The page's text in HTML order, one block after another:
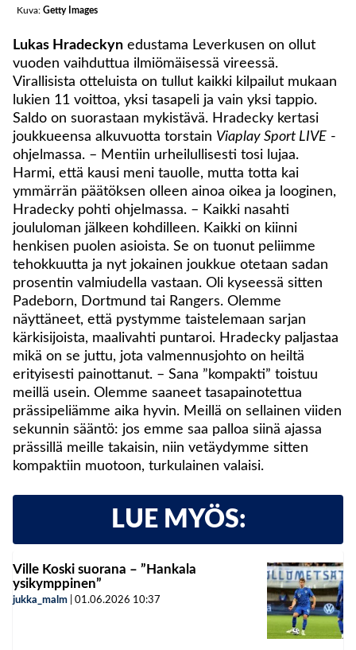
Kuva: Getty Images
Lukas Hradeckyn edustama Leverkusen on ollut
vuoden vaihduttua ilmiömäisessä vireessä.
Virallisista otteluista on tullut kaikki kilpailut mukaan
lukien 11 voittoa, yksi tasapeli ja vain yksi tappio.
Saldo on suorastaan mykistävä. Hradecky kertasi
joukkueensa alkuvuotta torstain Viaplay Sport LIVE -
ohjelmassa. – Mentiin urheilullisesti tosi lujaa.
Harmi, että kausi meni tauolle, mutta totta kai
ymmärrän päätöksen olleen ainoa oikea ja looginen,
Hradecky pohti ohjelmassa. – Kaikki nasahti
joululoman jälkeen kohdilleen. Kaikki on kiinni
henkisen puolen asioista. Se on tuonut peliimme
tehokkuutta ja nyt jokainen joukkue otetaan sadan
prosentin valmiudella vastaan. Oli kyseessä sitten
Padeborn, Dortmund tai Rangers. Olemme
näyttäneet, että pystymme taistelemaan sarjan
kärkisijoista, maalivahti puntaroi. Hradecky paljastaa
mikä on se juttu, jota valmennusjohto on heiltä
erityisesti painottanut. – Sana ”kompakti” toistuu
meillä usein. Olemme saaneet tasapainotettua
prässipeliämme aika hyvin. Meillä on sellainen viiden
sekunnin sääntö: jos emme saa palloa siinä ajassa
prässillä meille takaisin, niin vetäydymme sitten
kompaktiin muotoon, turkulainen valaisi.
LUE MYÖS:
Ville Koski suorana – ”Hankala
ysikymppinen”
jukka_malm 01.06.2026 10:37